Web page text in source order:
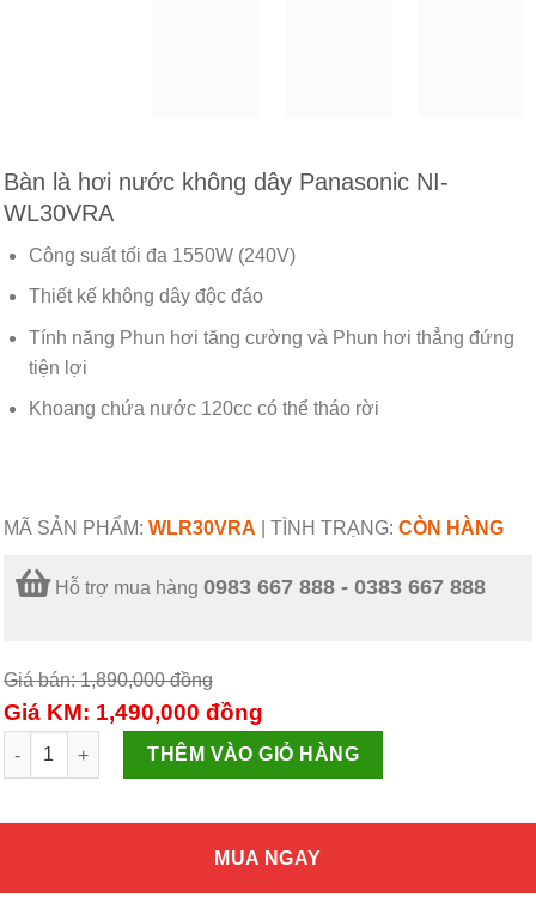
Bàn là hơi nước không dây Panasonic NI-
WL30VRA
Công suất tối đa 1550W (240V)
Thiết kế không dây độc đáo
Tính năng Phun hơi tăng cường và Phun hơi thẳng đứng
tiện lợi
Khoang chứa nước 120cc có thể tháo rời
MÃ SẢN PHẨM: WLR30VRA TÌNH TRẠNG: CÒN HÀNG
Hỗ trợ mua hàng 0983 667 888 - 0383 667 888
Giá bán: 1,890,000đồng
Giá KM: 1,490,000 đồng
Bàn là hơi nước không dây Panasonic NI-WL30VRA số lượng
THÊM VÀO GIỎ HÀNG
MUA NGAY